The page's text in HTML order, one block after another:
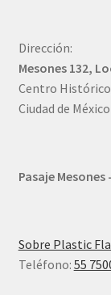
Dirección:
Mesones 132,
Centro Histórico,
Ciudad de
Pasaje
Sobre Plastic
Teléfono: 55